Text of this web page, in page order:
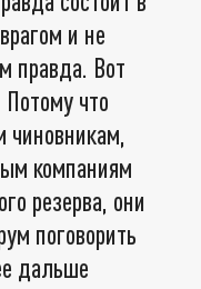
и не
правда. Вот
что
чиновникам,
компаниям
резерва, они
поговорить
дальше